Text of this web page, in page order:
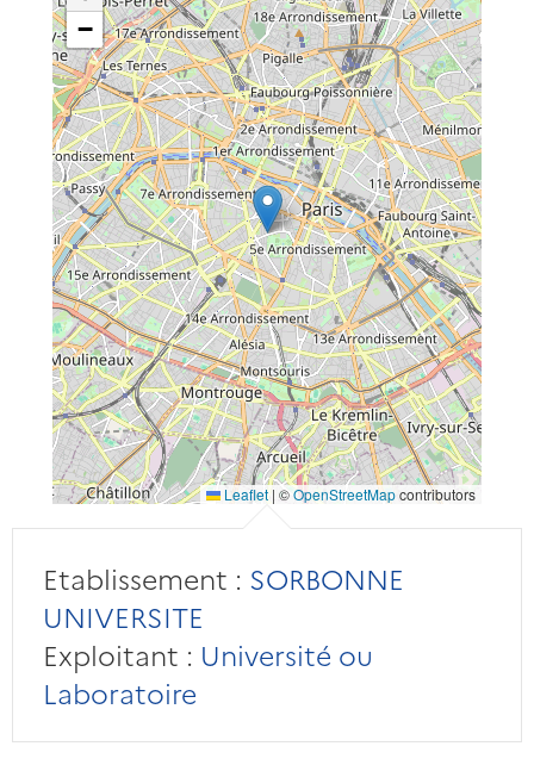
−
Leaflet | ©OpenStreetMapcontributors
Etablissement : SORBONNE
UNIVERSITE
Exploitant : Université ou
Laboratoire